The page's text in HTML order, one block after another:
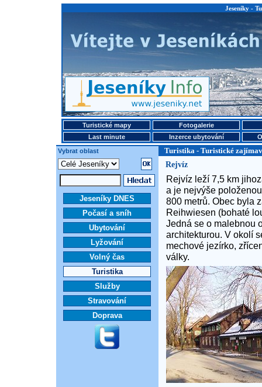
Jeseníky -
Turistické mapy
Fotogalerie
Last minute
Inzerce ubytování
Vybrat oblast
Turistika - Turistické
Jeseníky DNES
Počasí a sníh
Ubytování
Lyžování
Volný čas
Turistika
Služby
Stravování
Doprava
Rejvíz
Rejvíz leží 7,5 km
a je nejvýše
800 metrů. Obec byla
Reihwiesen (bohaté
Jedná se o malebnou
architekturou. V okolí
mechové jezírko,
války.